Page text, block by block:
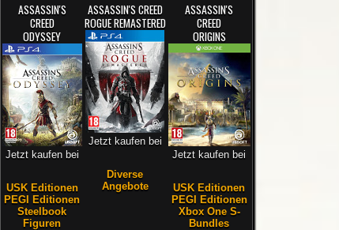
ASSASSIN'S
CREED
ODYSSEY
Jetzt kaufen bei
USK Editionen
PEGI Editionen
Steelbook
Figuren
ASSASSIN'S CREED
ROGUE REMASTERED
Jetzt kaufen bei
Diverse
Angebote
ASSASSIN'S
CREED
ORIGINS
Jetzt kaufen bei
USK Editionen
PEGI Editionen
Xbox One S-
Bundles